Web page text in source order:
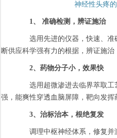
神经性头疼
1、 准确检测，辨证施治
选用先进的仪器，快速、准
断供应科学强有力的根据，辨证施治
2、药物分子小，效果快
选用超微渗进去临界萃取工
强，能爽性穿透血脑屏障，靶向发挥
3、治标治本，根绝复发
调理中枢神经体系，修复并